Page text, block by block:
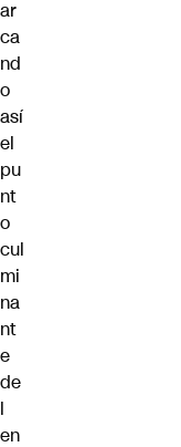
ar
ca
nd
o
así
el
pu
nt
o
cul
mi
na
nt
e
de
l
en